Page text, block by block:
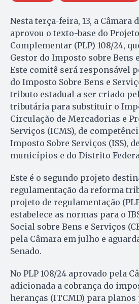
Nesta terça-feira, 13, a Câmara
aprovou o texto-base do
Complementar (PLP) 108/24,
Gestor do Imposto sobre Bens
Este comitê será responsável
do Imposto Sobre Bens e
tributo estadual a ser criado
tributária para substituir o
Circulação de Mercadorias e
Serviços (ICMS), de
Imposto Sobre Serviços (ISS),
municípios e do Distrito
Este é o segundo projeto
regulamentação da reforma
projeto de regulamentação
estabelece as normas para o
Social sobre Bens e Serviços
pela Câmara em julho e
Senado.
No PLP 108/24 aprovado pela
adicionada a cobrança do
heranças (ITCMD) para